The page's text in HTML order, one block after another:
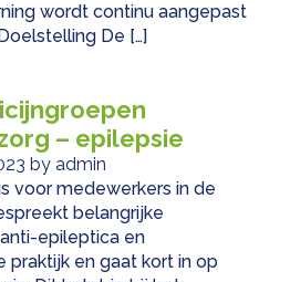
wordt continu aangepast
De […]
– epilepsie
by admin
voor medewerkers in de
belangrijke
epileptica en
praktijk en gaat kort in op